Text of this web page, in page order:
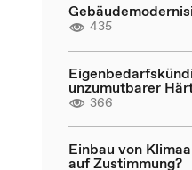
435
unzumutbarer
366
Einbau von
auf Zustimmung?